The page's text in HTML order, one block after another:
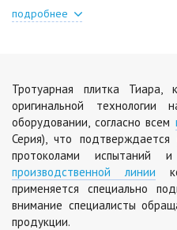
подробнее
Тротуарная плитка
оригинальной технологии
оборудовании, согласно всем
Серия), что подтверждается
протоколами испытаний
производственной линии
применяется специально
внимание специалисты
продукции.